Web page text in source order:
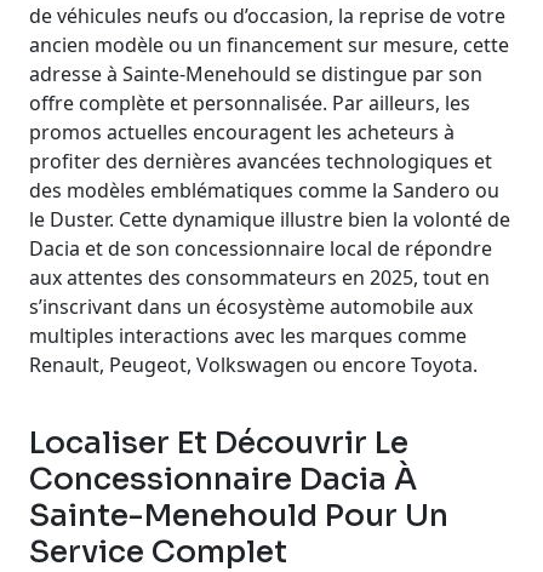
de véhicules neufs ou d’occasion, la reprise de votre
ancien modèle ou un financement sur mesure, cette
adresse à Sainte-Menehould se distingue par son
offre complète et personnalisée. Par ailleurs, les
promos actuelles encouragent les acheteurs à
profiter des dernières avancées technologiques et
des modèles emblématiques comme la Sandero ou
le Duster. Cette dynamique illustre bien la volonté de
Dacia et de son concessionnaire local de répondre
aux attentes des consommateurs en 2025, tout en
s’inscrivant dans un écosystème automobile aux
multiples interactions avec les marques comme
Renault, Peugeot, Volkswagen ou encore Toyota.
Localiser Et Découvrir Le
Concessionnaire Dacia À
Sainte-Menehould Pour Un
Service Complet